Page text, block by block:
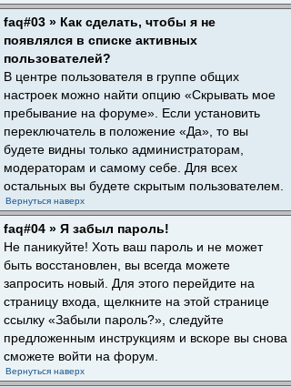
faq#03 » Как сделать, чтобы я не
появлялся в списке активных
пользователей?
В центре пользователя в группе общих
настроек можно найти опцию «Скрывать мое
пребывание на форуме». Если установить
переключатель в положение «Да», то вы
будете видны только администраторам,
модераторам и самому себе. Для всех
остальных вы будете скрытым пользователем.
Вернуться наверх
faq#04 » Я забыл пароль!
Не паникуйте! Хоть ваш пароль и не может
быть восстановлен, вы всегда можете
запросить новый. Для этого перейдите на
страницу входа, щелкните на этой странице
ссылку «Забыли пароль?», следуйте
предложенным инструкциям и вскоре вы снова
сможете войти на форум.
Вернуться наверх